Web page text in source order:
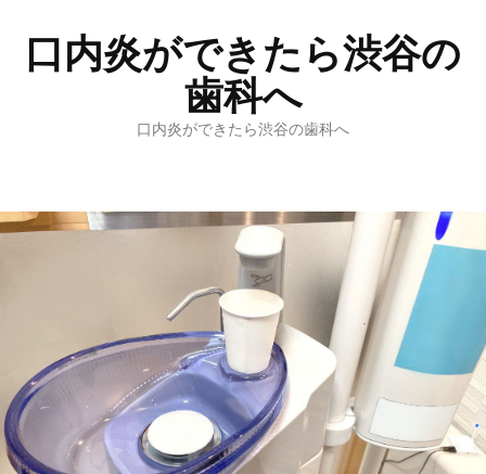
口内炎ができたら渋谷の
歯科へ
口内炎ができたら渋谷の歯科へ